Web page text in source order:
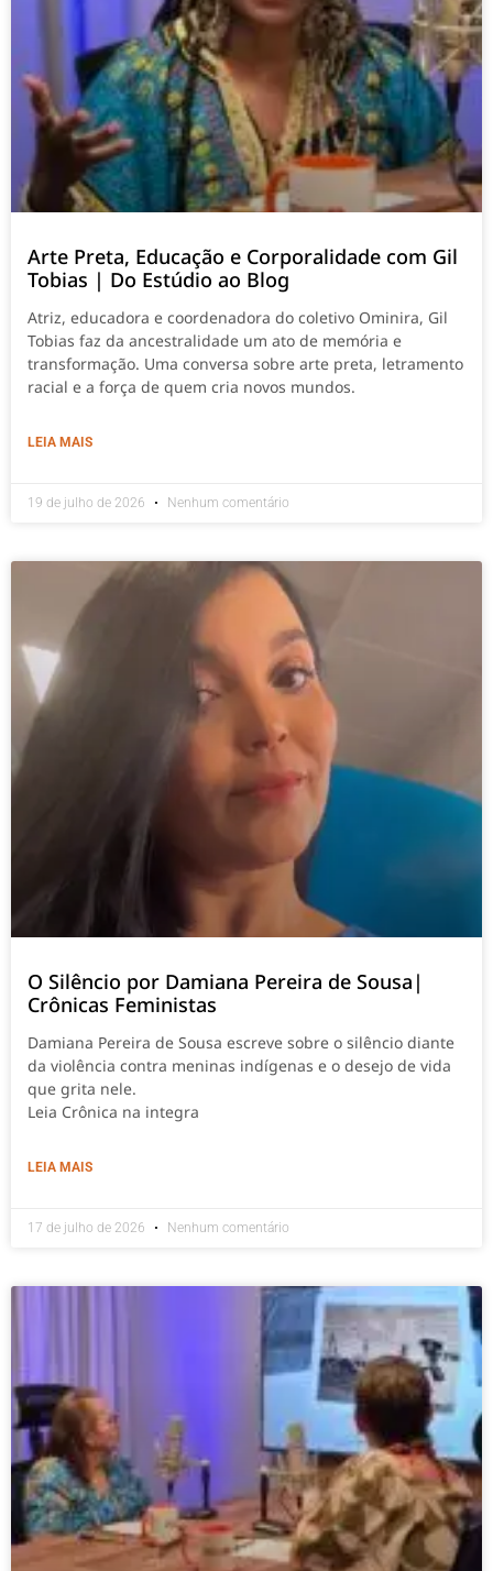
Arte Preta, Educação e Corporalidade com Gil
Tobias | Do Estúdio ao Blog
Atriz, educadora e coordenadora do coletivo Ominira, Gil
Tobias faz da ancestralidade um ato de memória e
transformação. Uma conversa sobre arte preta, letramento
racial e a força de quem cria novos mundos.
LEIA MAIS
19 de julho de 2026 Nenhum comentário
O Silêncio por Damiana Pereira de Sousa|
Crônicas Feministas
Damiana Pereira de Sousa escreve sobre o silêncio diante
da violência contra meninas indígenas e o desejo de vida
que grita nele.
Leia Crônica na integra
LEIA MAIS
17 de julho de 2026 Nenhum comentário